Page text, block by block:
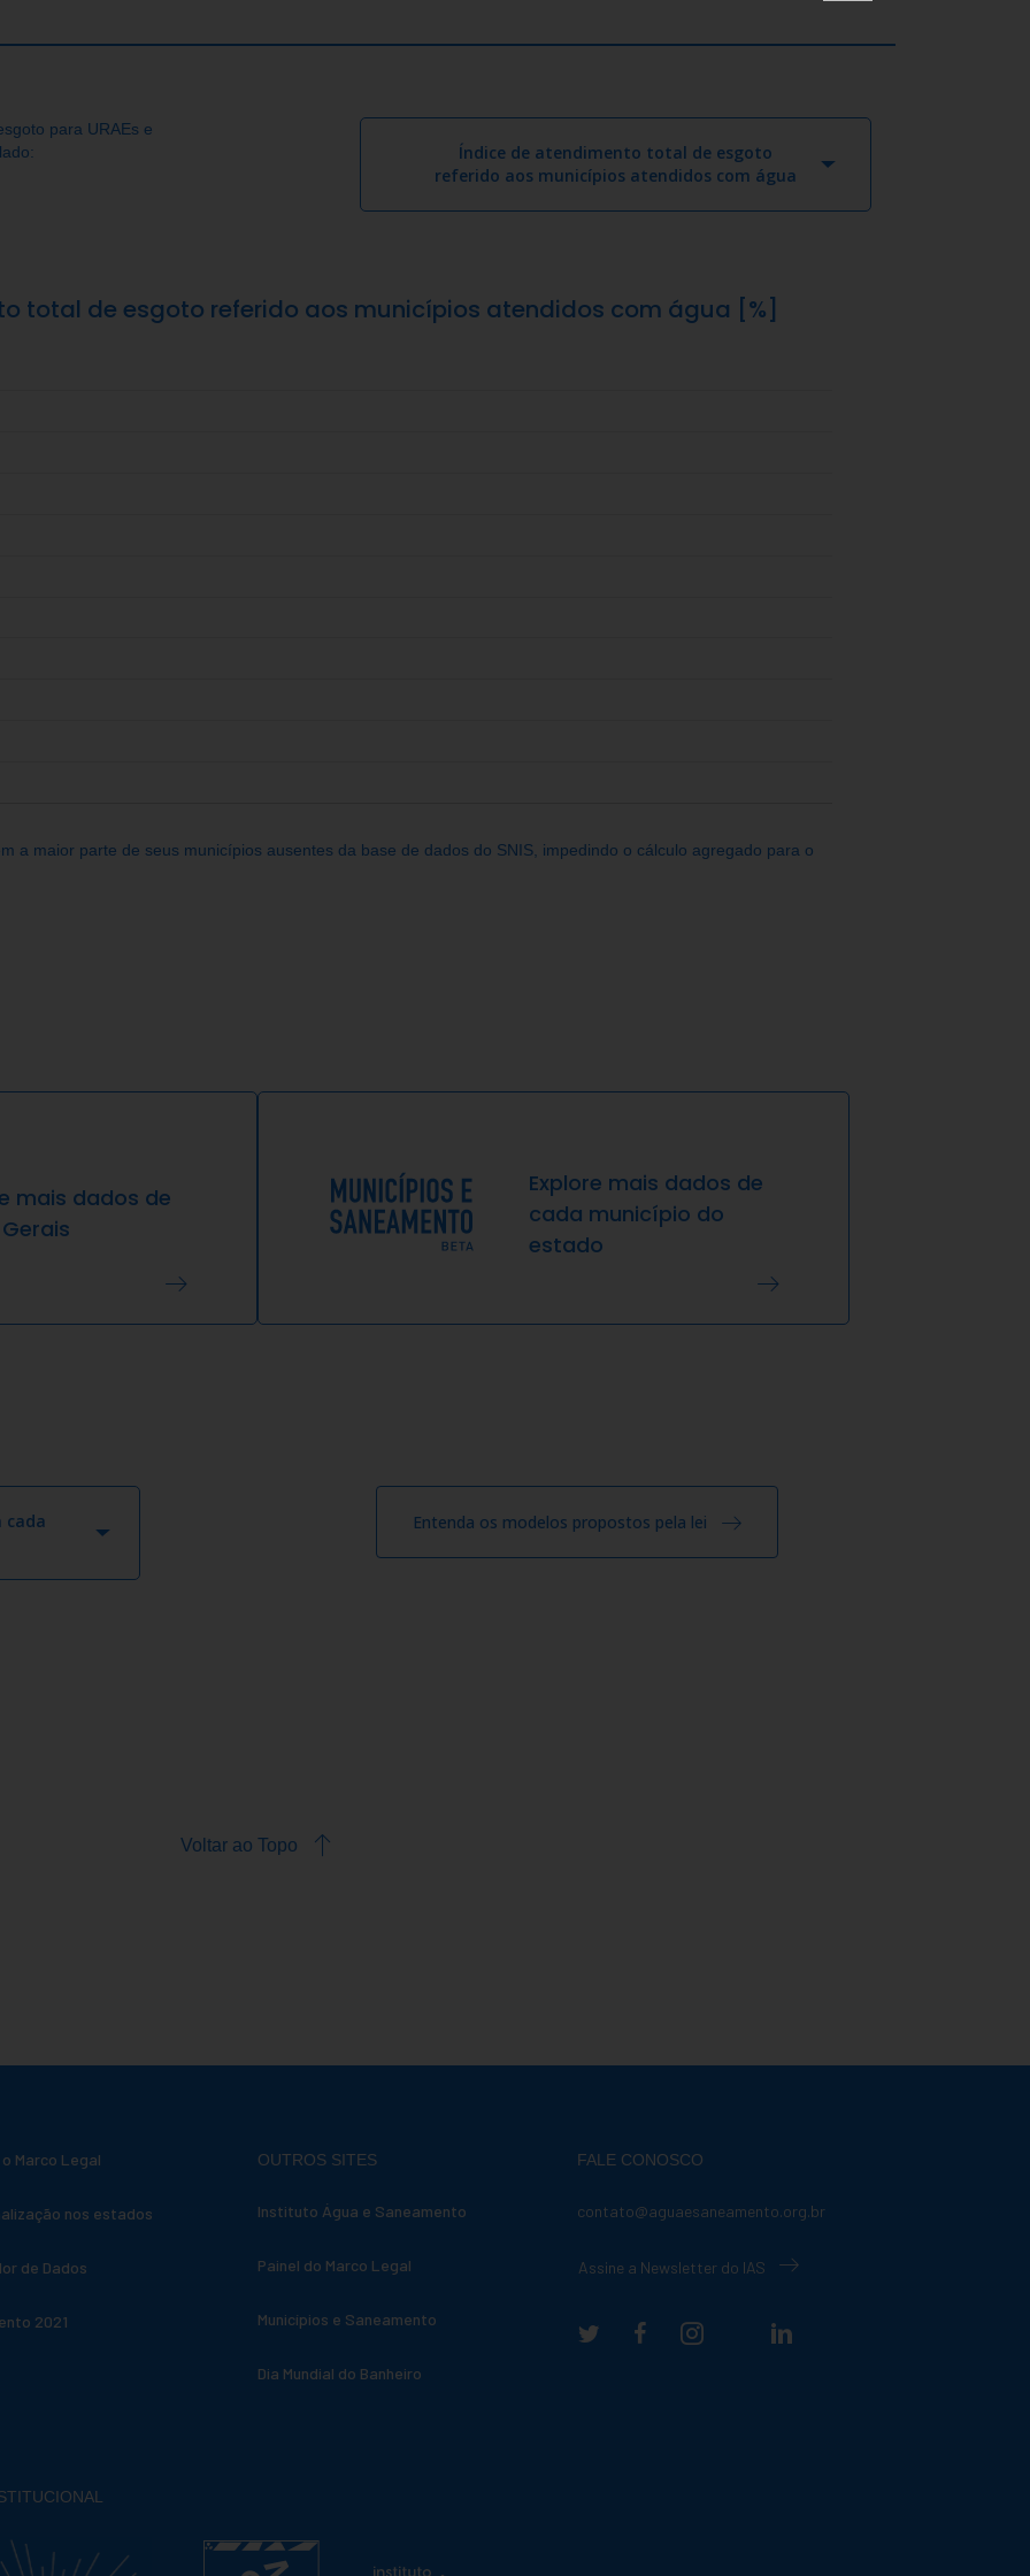
para URAEs e
Índice de atendimento total de esgoto
referido aos municípios atendidos com água
total de esgoto referido aos municípios atendidos com água [%]
a maior parte de seus municípios ausentes da base de dados do SNIS, impedindo o cálculo agregado para o
mais dados de
Explore mais dados de
cada município do
estado
cada Entenda os modelos propostos pela lei
Voltar ao Topo
Marco Legal
nos estados
de Dados
2021
OUTROS SITES
Instituto Água e Saneamento
Painel do Marco Legal
Municípios e Saneamento
Dia Mundial do Banheiro
FALE CONOSCO
contato@aguaesaneamento.org.br
Assine a Newsletter do IAS